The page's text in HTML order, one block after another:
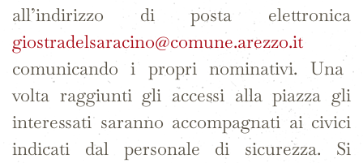
all’indirizzo di posta elettronica
giostradelsaracino@comune.arezzo.it
comunicando i propri nominativi. Una
volta raggiunti gli accessi alla piazza gli
interessati saranno accompagnati ai civici
indicati dal personale di sicurezza. Si